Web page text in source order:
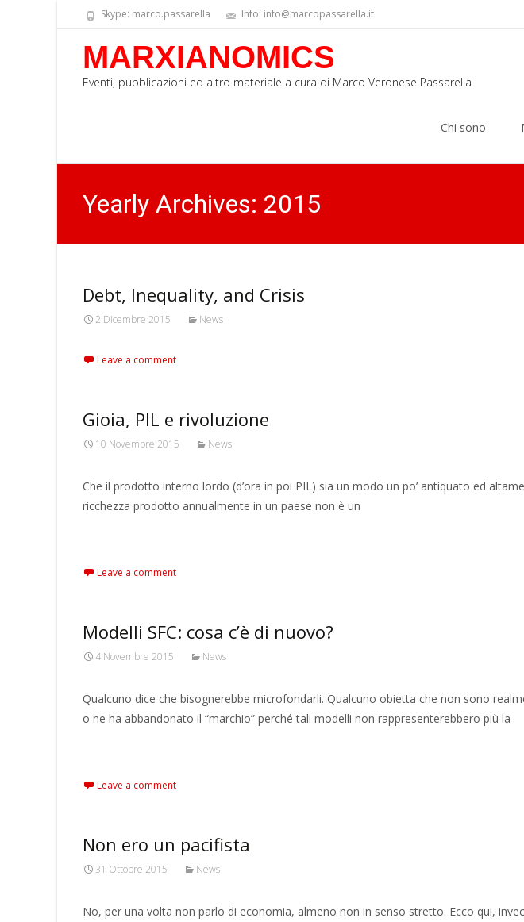
Skype: marco.passarella Info: info@marcopassarella.it
MARXIANOMICS
Eventi, pubblicazioni ed altro materiale a cura di Marco Veronese Passarella
Chi sono
Yearly Archives: 2015
Debt, Inequality, and Crisis
2 Dicembre 2015 News
Leave a comment
Gioia, PIL e rivoluzione
10 Novembre 2015 News
Che il prodotto interno lordo (d’ora in poi PIL) sia un modo un po’ antiquato ed
ricchezza prodotto annualmente in un paese non è un
Leave a comment
Modelli SFC: cosa c’è di nuovo?
4 Novembre 2015 News
Qualcuno dice che bisognerebbe microfondarli. Qualcuno obietta che non sono
o ne ha abbandonato il “marchio” perché tali modelli non rappresenterebbero più la
Leave a comment
Non ero un pacifista
31 Ottobre 2015 News
No, per una volta non parlo di economia, almeno non in senso stretto. Ecco qui,